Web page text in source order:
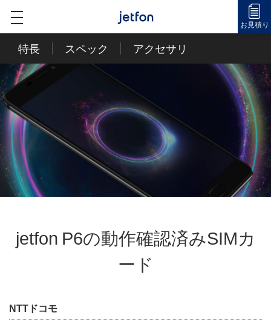
jetfon
お見積り
toggle
navigation
特長 スペック アクセサリ
jetfon P6の動作確認済みSIMカ
ード
NTTドコモ